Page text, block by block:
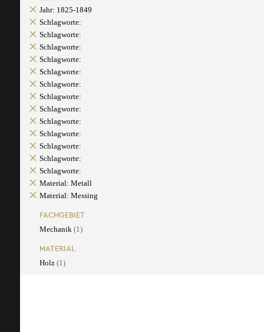
Jahr: 1825-1849
Schlagworte:
Schlagworte:
Schlagworte:
Schlagworte:
Schlagworte:
Schlagworte:
Schlagworte:
Schlagworte:
Schlagworte:
Schlagworte:
Schlagworte:
Schlagworte:
Schlagworte:
Material: Metall
Material: Messing
FACHGEBIET
Mechanik (1)
MATERIAL
Holz (1)